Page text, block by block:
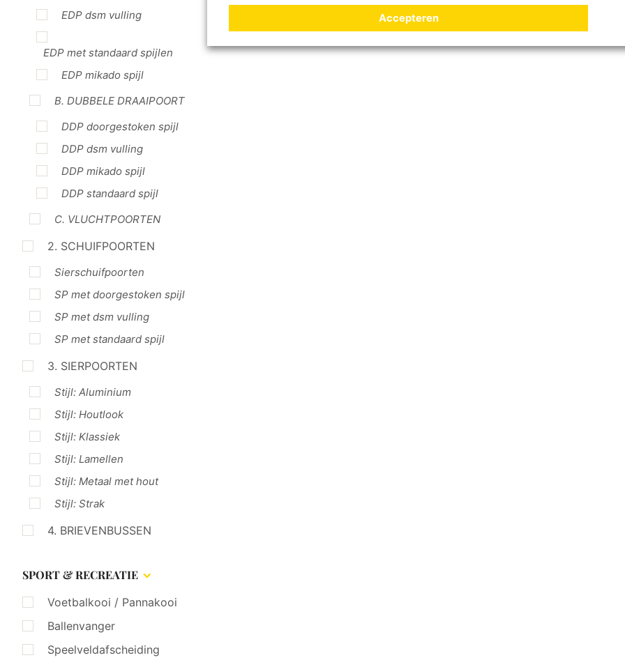
EDP dsm vulling
EDP met standaard spijlen
EDP mikado spijl
B. DUBBELE DRAAIPOORT
DDP doorgestoken spijl
DDP dsm vulling
DDP mikado spijl
DDP standaard spijl
C. VLUCHTPOORTEN
2. SCHUIFPOORTEN
Sierschuifpoorten
SP met doorgestoken spijl
SP met dsm vulling
SP met standaard spijl
3. SIERPOORTEN
Stijl: Aluminium
Stijl: Houtlook
Stijl: Klassiek
Stijl: Lamellen
Stijl: Metaal met hout
Stijl: Strak
4. BRIEVENBUSSEN
SPORT & RECREATIE
Voetbalkooi / Pannakooi
Ballenvanger
Speelveldafscheiding
Accepteren